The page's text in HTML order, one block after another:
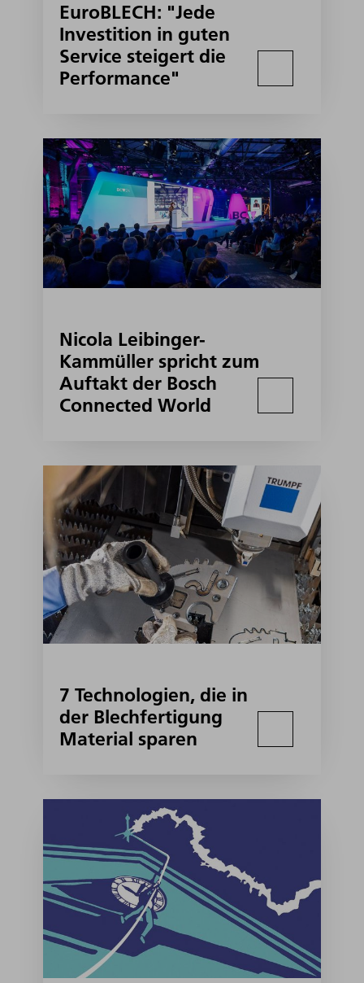
EuroBLECH: "Jede
Investition in guten
Service steigert die
Performance"
Nicola Leibinger-
Kammüller spricht zum
Auftakt der Bosch
Connected World
7 Technologien, die in
der Blechfertigung
Material sparen